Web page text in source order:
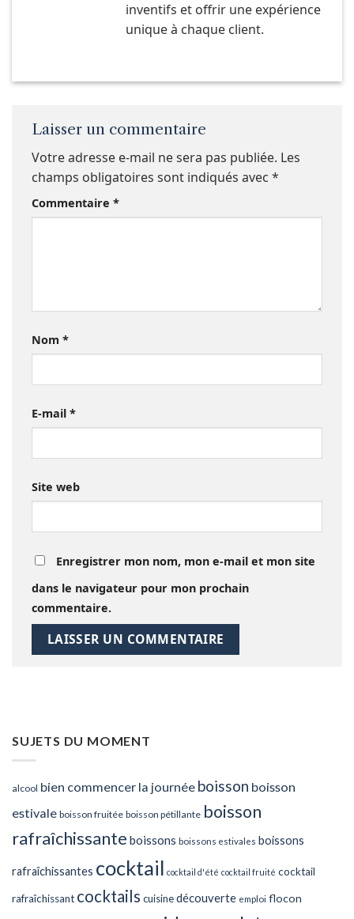
inventifs et offrir une expérience
unique à chaque client.
Laisser un commentaire
Votre adresse e-mail ne sera pas publiée. Les
champs obligatoires sont indiqués avec *
Commentaire *
Nom *
E-mail *
Site web
Enregistrer mon nom, mon e-mail et mon site
dans le navigateur pour mon prochain
commentaire.
SUJETS DU MOMENT
alcool bien commencer la journée boisson boisson
estivale boisson fruitée boisson pétillante boisson
rafraîchissante boissons boissons estivales boissons
rafraîchissantes cocktail cocktail d'été cocktail fruité cocktail
rafraîchissant cocktails cuisinedécouverte emploi flocon